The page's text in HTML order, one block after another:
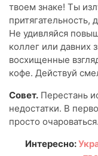
твоем знаке! Ты
Не удивляйся
коллег или давних
восхищенные
кофе. Действуй
Совет. Перестань
недостатки. В
просто очароваться.
Интересно: